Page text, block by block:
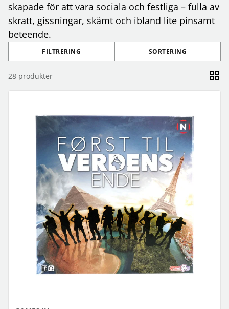
skapade för att vara sociala och festliga – fulla av
skratt, gissningar, skämt och ibland lite pinsamt
beteende.
FILTRERING SORTERING
28 produkter